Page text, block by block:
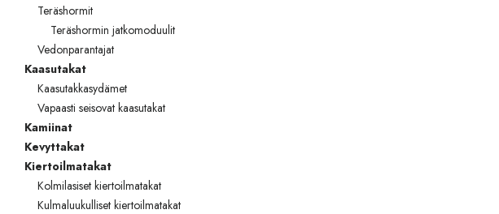
Tulisija
TOTO
Kylpyhuonekalusteet
Teräshormit
Teräshormin jatkomoduulit
Vedonparantajat
Kaasutakat
Kaasutakkasydämet
Vapaasti seisovat kaasutakat
Kamiinat
Kevyttakat
Kiertoilmatakat
Kolmilasiset kiertoilmatakat
Kulmaluukulliset kiertoilmatakat